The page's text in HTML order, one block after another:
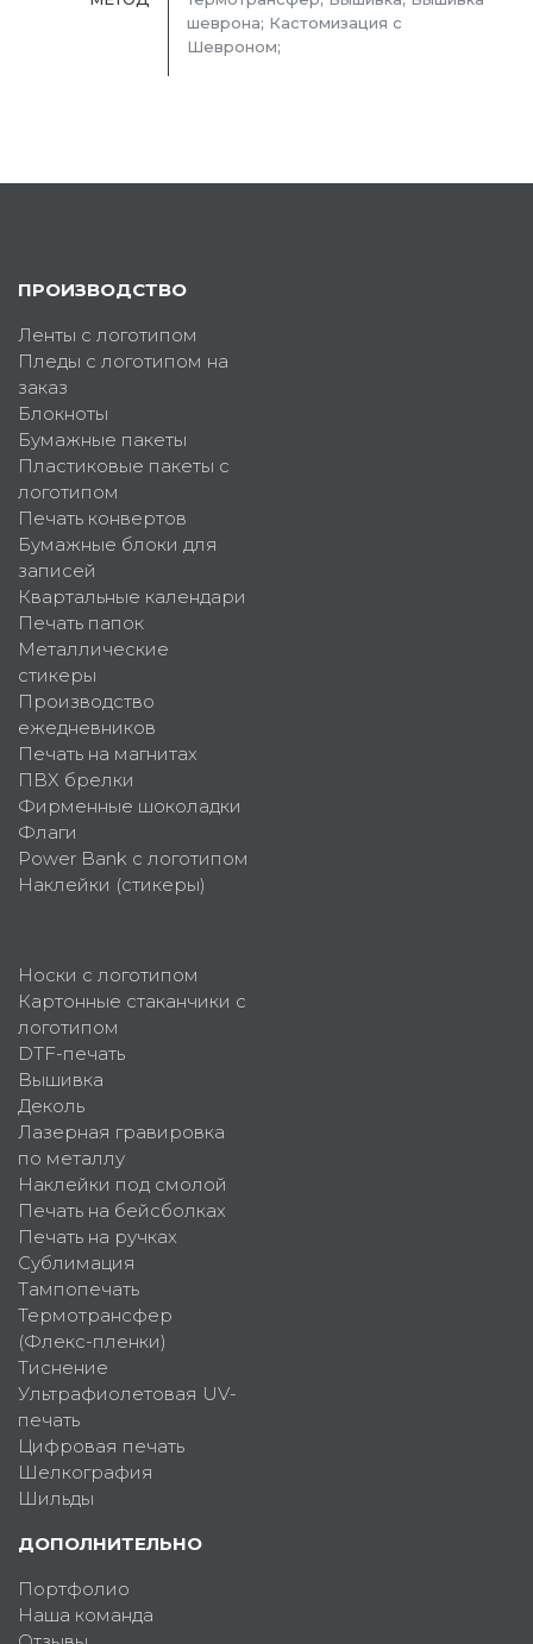
шеврона; Кастомизация с
Шевроном;
ПРОИЗВОДСТВО
Ленты с логотипом
Пледы с логотипом на
заказ
Блокноты
Бумажные пакеты
Пластиковые пакеты с
логотипом
Печать конвертов
Бумажные блоки для
записей
Квартальные календари
Печать папок
Металлические
стикеры
Производство
ежедневников
Печать на магнитах
ПВХ брелки
Фирменные шоколадки
Флаги
Power Bank с логотипом
Наклейки (стикеры)
Носки с логотипом
Картонные стаканчики с
логотипом
DTF-печать
Вышивка
Деколь
Лазерная гравировка
по металлу
Наклейки под смолой
Печать на бейсболках
Печать на ручках
Сублимация
Тампопечать
Термотрансфер
(Флекс-пленки)
Тиснение
Ультрафиолетовая UV-
печать
Цифровая печать
Шелкография
Шильды
ДОПОЛНИТЕЛЬНО
Портфолио
Наша команда